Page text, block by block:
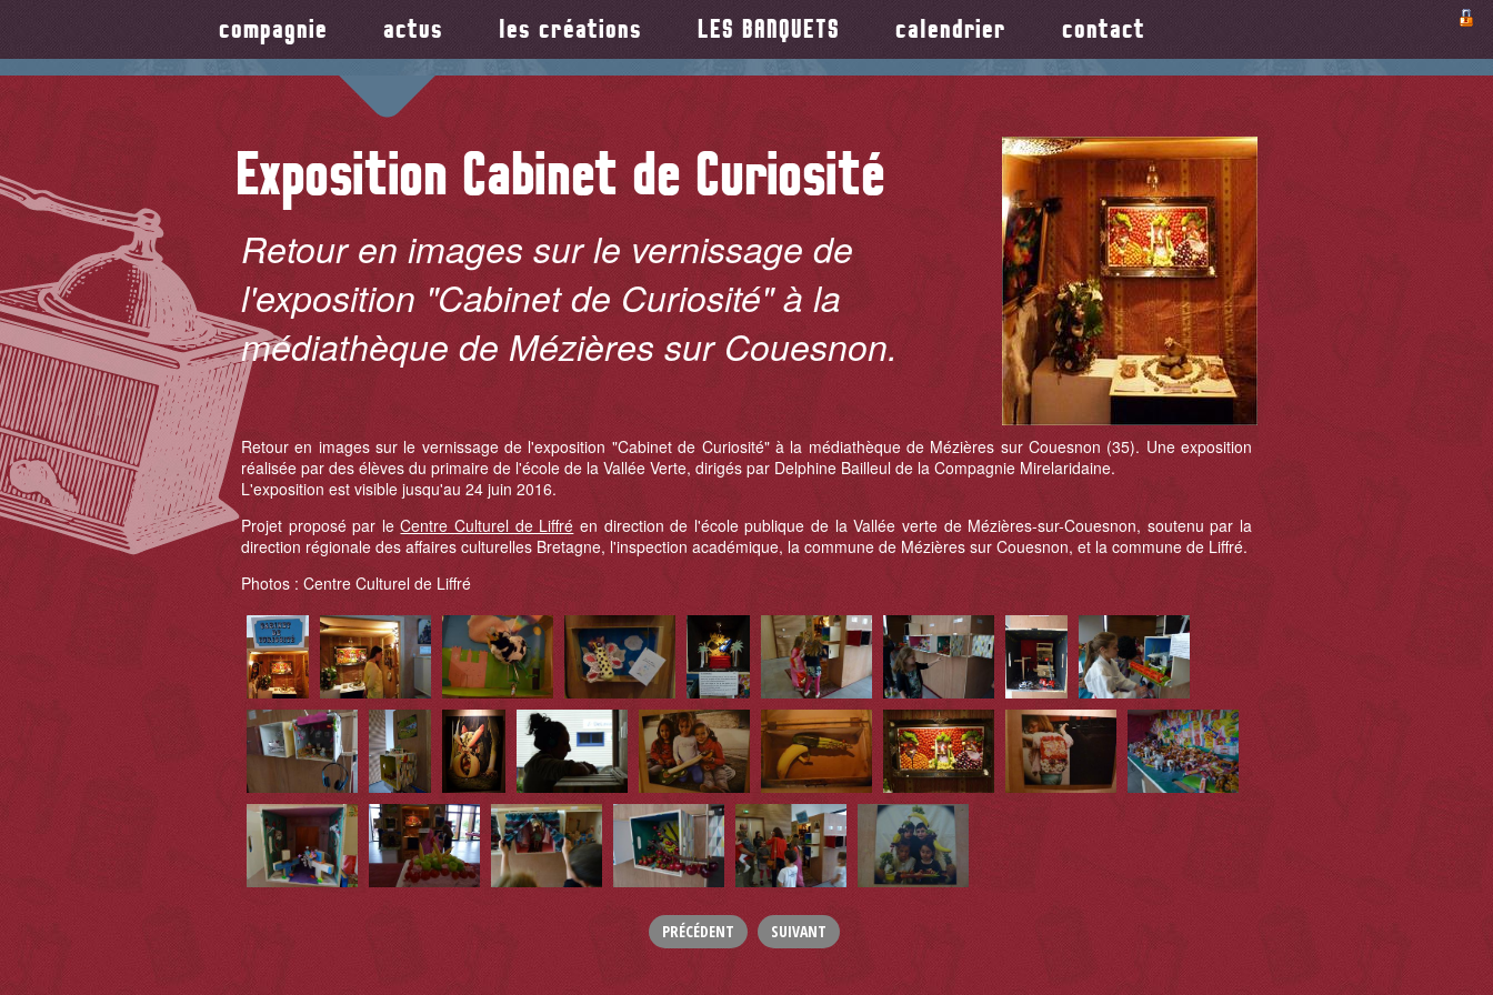
compagnie actus les créations LES BANQUETS calendrier contact
Exposition Cabinet de Curiosité
Retour en images sur le vernissage de
l'exposition "Cabinet de Curiosité" à la
médiathèque de Mézières sur Couesnon.
Retour en images sur le vernissage de l'exposition "Cabinet de Curiosité" à la médiathèque de Mézières sur Couesnon (35). Une exposition
réalisée par des élèves du primaire de l'école de la Vallée Verte, dirigés par Delphine Bailleul de la Compagnie Mirelaridaine.
L'exposition est visible jusqu'au 24 juin 2016.
Projet proposé par leCentre Culturel de Liffré en direction de l'école publique de la Vallée verte de Mézières-sur-Couesnon, soutenu par la
direction régionale des affaires culturelles Bretagne, l'inspection académique, la commune de Mézières sur Couesnon, et la commune de Liffré.
Photos : Centre Culturel de Liffré
PRÉCÉDENT SUIVANT